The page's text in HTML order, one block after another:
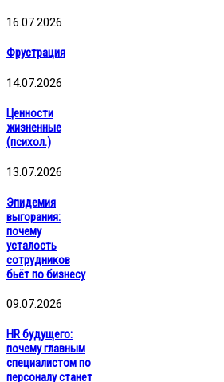
16.07.2026
Фрустрация
14.07.2026
Ценности
жизненные
(психол.)
13.07.2026
Эпидемия
выгорания:
почему
усталость
сотрудников
бьёт по бизнесу
09.07.2026
HR будущего:
почему главным
специалистом по
персоналу станет